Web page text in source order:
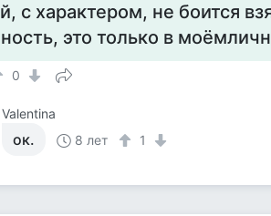
с характером, не боится
это только в
0
Valentina
ок. 8 лет 1